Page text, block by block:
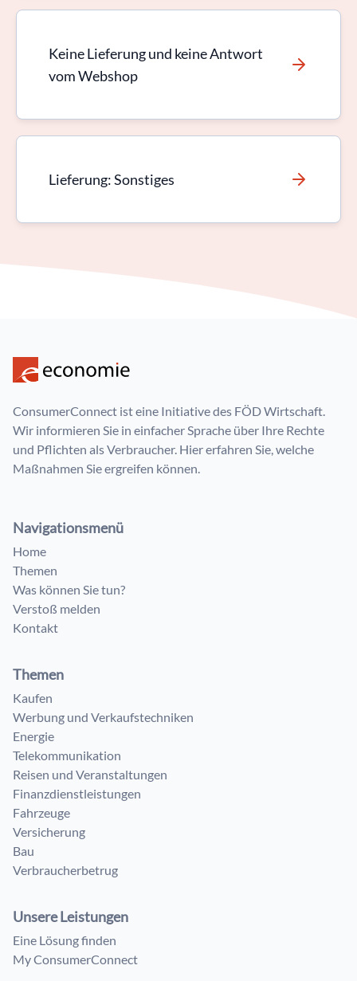
Keine Lieferung und keine Antwort
vom Webshop
Lieferung: Sonstiges
ConsumerConnect ist eine Initiative des FÖD Wirtschaft.
Wir informieren Sie in einfacher Sprache über Ihre Rechte
und Pflichten als Verbraucher. Hier erfahren Sie, welche
Maßnahmen Sie ergreifen können.
Navigationsmenü
Home
Themen
Was können Sie tun?
Verstoß melden
Kontakt
Themen
Kaufen
Werbung und Verkaufstechniken
Energie
Telekommunikation
Reisen und Veranstaltungen
Finanzdienstleistungen
Fahrzeuge
Versicherung
Bau
Verbraucherbetrug
Unsere Leistungen
Eine Lösung finden
My ConsumerConnect